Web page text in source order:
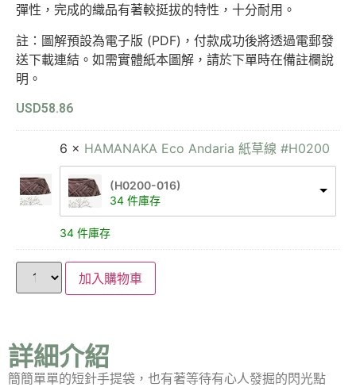
彈性，完成的織品有著較挺拔的特性，十分耐用。
註：圖解預設為電子版 (PDF)，付款成功後將透過電郵發
送下載連結。如需實體紙本圖解，請於下單時在備註欄說
明。
USD58.86
6 × HAMANAKA Eco Andaria 紙草線 #H0200
(H0200-016)
34 件庫存
34 件庫存
加入購物車
詳細介紹
簡簡單單的短針手提袋，也有著等待有心人發掘的閃光點